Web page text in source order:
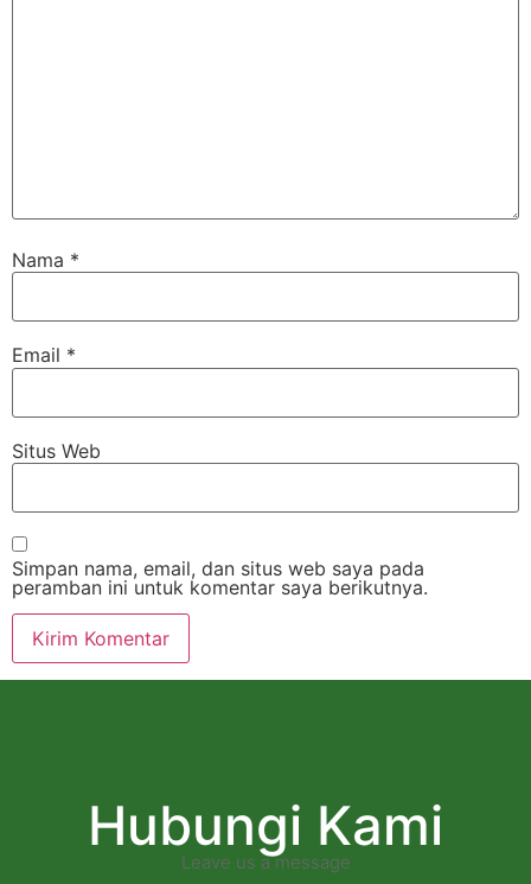
Nama *
Email *
Situs Web
Simpan nama, email, dan situs web saya pada
peramban ini untuk komentar saya berikutnya.
Hubungi Kami
Leave us a message